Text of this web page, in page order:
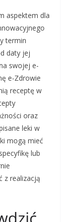
aspektem dla
termin
daty jej
swojej e-
e-Zdrowie
receptę w
oraz
leki w
mogą mieć
lub
z realizacją